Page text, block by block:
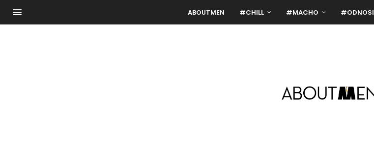
ABOUTMEN #CHILL #MACHO #ODNOSI